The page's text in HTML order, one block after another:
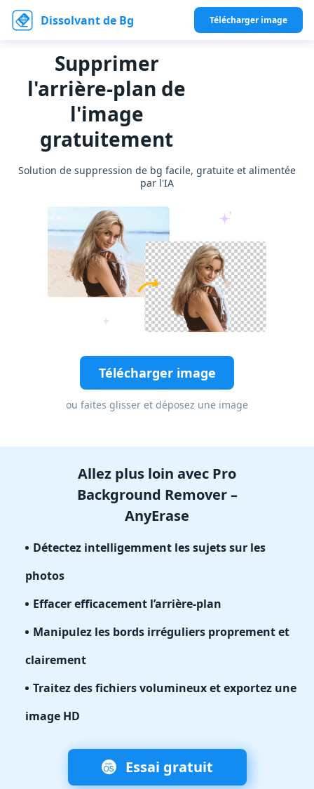
Dissolvant de Bg Télécharger image
Supprimer
l'arrière-plan de
l'image
gratuitement
Solution de suppression de bg facile, gratuite et alimentée
par l'IA
Télécharger image
ou faites glisser et déposez une image
Allez plus loin avec Pro
Background Remover –
AnyErase
Détectez intelligemment les sujets sur les
photos
Effacer efficacement l’arrière-plan
Manipulez les bords irréguliers proprement et
clairement
Traitez des fichiers volumineux et exportez une
image HD
Essai gratuit